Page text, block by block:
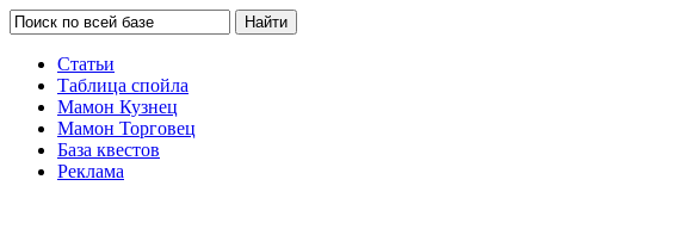
Статьи
Таблица спойла
Мамон Кузнец
Мамон Торговец
База квестов
Реклама